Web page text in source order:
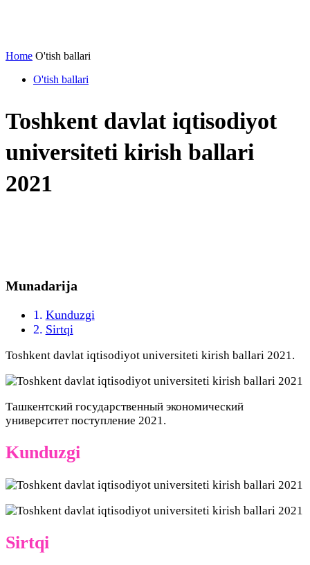
Home O'tish ballari
O'tish ballari
Toshkent davlat iqtisodiyot
universiteti kirish ballari
2021
Munadarija
Kunduzgi
Sirtqi
Toshkent davlat iqtisodiyot universiteti kirish ballari 2021.
Ташкентский государственный экономический
университет поступление 2021.
Kunduzgi
Sirtqi